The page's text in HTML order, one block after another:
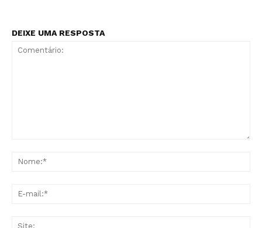
DEIXE UMA RESPOSTA